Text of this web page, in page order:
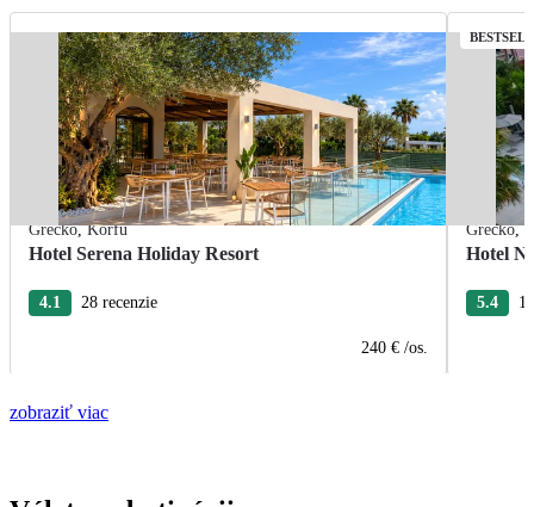
Grécko,Korfu
Hotel Serena Holiday Resort
4.1 28 recenzie
240 € /os.
Grécko,
Hotel
5.4
zobraziť viac